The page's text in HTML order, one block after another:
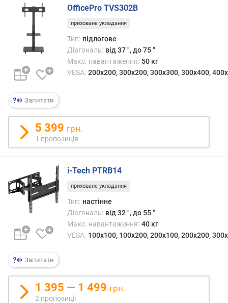
и
х
о
д
ш
е
и
з
в
д
г
у
м
и
з
а
Запитати
OfficePro TVS302B
приховане укладання
Тип: підлогове
Діагональ: від 37 ", до 75 "
Макс. навантаження: 50 кг
VESA: 200x200, 300x200, 300x300, 300x400,
5 399 грн.
1 пропозиція
Запитати
i-Tech PTRB14
приховане укладання
Тип: настінне
Діагональ: від 32 ", до 55 "
Макс. навантаження: 40 кг
VESA: 100x100, 100x200, 200x100, 200x200,
1 395 — 1 499 грн.
2 пропозиції